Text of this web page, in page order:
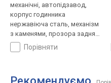
механічні, автопідзавод,
корпус годинника
нержавіюча сталь, механізм
з каменями, прозора задня
кришка, ремінець: ремінець
шкіряний, WR 50, Швейцарія
порівняти